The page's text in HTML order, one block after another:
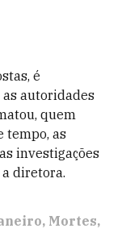
é
autoridades
quem
tempo, as
investigações
diretora.
Mortes